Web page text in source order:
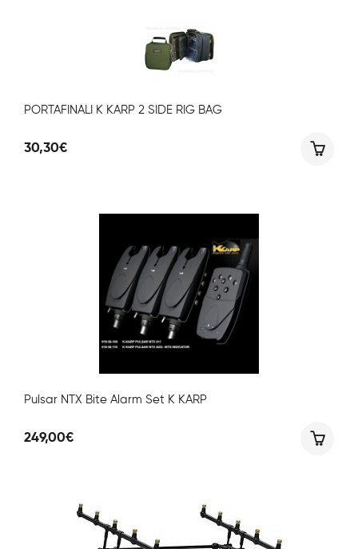
PORTAFINALI K KARP 2 SIDE RIG BAG
30,30€
Pulsar NTX Bite Alarm Set K KARP
249,00€